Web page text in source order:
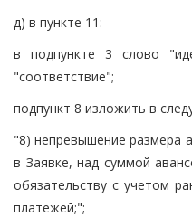
д) в пункте 11:
в подпункте 3 слово
"соответствие";
подпункт 8 изложить в
"8) непревышение размера
в Заявке, над суммой
обязательству с учетом
платежей;";